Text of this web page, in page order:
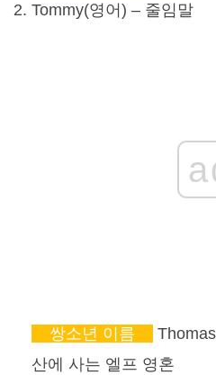
Tommy(영어) – 줄임말
쌍소년 이름
산에 사는 엘프 영혼